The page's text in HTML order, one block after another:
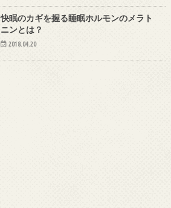
快眠のカギを握る睡眠ホルモンのメラト
ニンとは？
2018.04.20